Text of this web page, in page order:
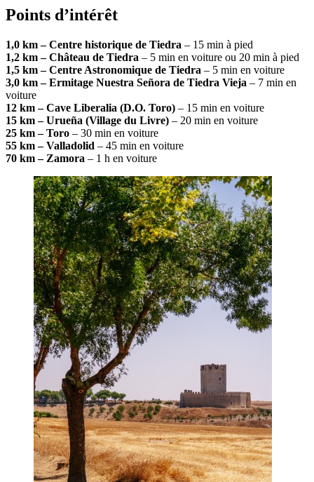
Points d’intérêt
1,0 km – Centre historique de Tiedra – 15 min à pied
1,2 km – Château de Tiedra – 5 min en voiture ou 20 min à pied
1,5 km – Centre Astronomique de Tiedra – 5 min en voiture
3,0 km – Ermitage Nuestra Señora de Tiedra Vieja – 7 min en
voiture
12 km – Cave Liberalia (D.O. Toro) – 15 min en voiture
15 km – Urueña (Village du Livre) – 20 min en voiture
25 km – Toro – 30 min en voiture
55 km – Valladolid – 45 min en voiture
70 km – Zamora – 1 h en voiture